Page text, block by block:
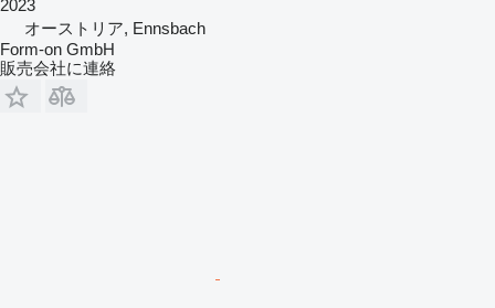
2023
オーストリア, Ennsbach
Form-on GmbH
販売会社に連絡